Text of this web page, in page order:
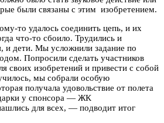
были связаны с этим изобретением.
то удалось соединить цепь, и их
что-то сбоило. Трудились и
и дети. Мы усложнили задание по
Попросили сделать участников
своих изобретений и привести с собой
мы собрали особую
получала удовольствие от полета
у спонсора — ЖК
для всех, — подводит итог